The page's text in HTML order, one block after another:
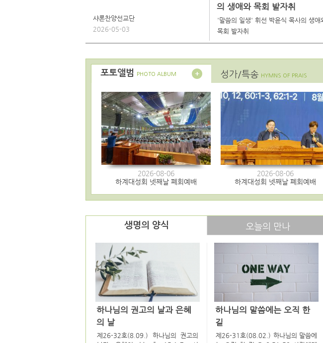
샤론찬양선교단
2026-05-03
의 생애와 목회 발자취
'말씀의 일생' 휘선 박윤식 목사의 생애
목회 발자취
포토앨범 PHOTO ALBUM 성가/특송 HYMNS OF PRAIS
2026-08-06
하계대성회 넷째날 폐회예배
2026-08-06
하계대성회 넷째날 폐회예배
생명의 양식 오늘의 만나
하나님의 권고의 날과 은혜
의 날
제26-32호(8.09.) 하나님의 권고의
하나님의 말씀에는 오직 한
길
제26-31호(08.02.) 하나님의 말씀에